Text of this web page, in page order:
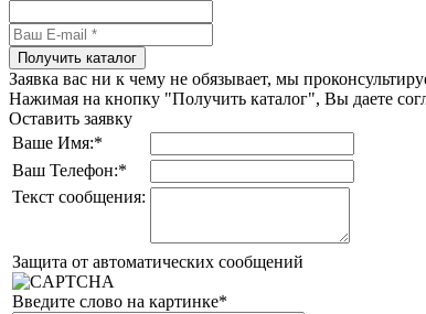
Получить каталог
Заявка вас ни к чему не обязывает, мы
Нажимая на кнопку "Получить каталог", Вы даете
Оставить заявку
Ваше Имя:*
Ваш Телефон:*
Текст сообщения:
Защита от автоматических сообщений
Введите слово на картинке*